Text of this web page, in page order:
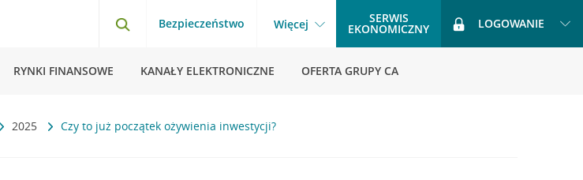
Bezpieczeństwo Więcej SERWIS
EKONOMICZNY LOGOWANIE
RYNKI FINANSOWE KANAŁY ELEKTRONICZNE OFERTA GRUPY CA
2025 Czy to już początek ożywienia inwestycji?